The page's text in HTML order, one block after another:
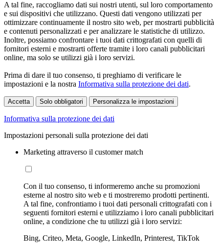
A tal fine, raccogliamo dati sui nostri utenti, sul loro comportamento
e sui dispositivi che utilizzano. Questi dati vengono utilizzati per
ottimizzare continuamente il nostro sito web, per mostrarti pubblicità
e contenuti personalizzati e per analizzare le statistiche di utilizzo.
Inoltre, possiamo confrontare i tuoi dati crittografati con quelli di
fornitori esterni e mostrarti offerte tramite i loro canali pubblicitari
online, ma solo se utilizzi già i loro servizi.
Prima di dare il tuo consenso, ti preghiamo di verificare le
impostazioni e la nostra Informativa sulla protezione dei dati.
Accetta Solo obbligatori Personalizza le impostazioni
Informativa sulla protezione dei dati
Impostazioni personali sulla protezione dei dati
Marketing attraverso il customer match
Con il tuo consenso, ti informeremo anche su promozioni
esterne al nostro sito web e ti mostreremo prodotti pertinenti.
A tal fine, confrontiamo i tuoi dati personali crittografati con i
seguenti fornitori esterni e utilizziamo i loro canali pubblicitari
online, a condizione che tu utilizzi già i loro servizi:
Bing, Criteo, Meta, Google, LinkedIn, Printerest, TikTok